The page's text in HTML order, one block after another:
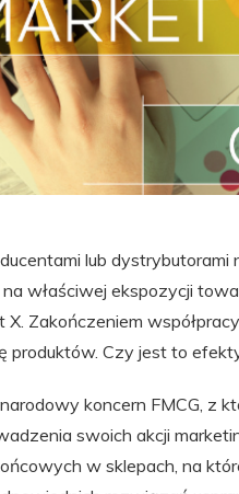
lub dystrybutorami
właściwej ekspozycji
Zakończeniem
produktów. Czy jest to
koncern FMCG, z
swoich akcji
w sklepach, na